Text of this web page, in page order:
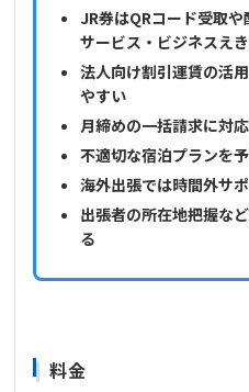
JR券はQRコード受取
サービス・ビジネスえ
法人向け割引運賃の活
やすい
月締めの一括請求に対
不適切な宿泊プランを
海外出張では時間外サ
出張者の所在地把握な
る
料金